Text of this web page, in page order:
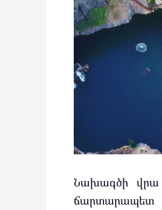
Նախագծի վրա
ճարտարապետ